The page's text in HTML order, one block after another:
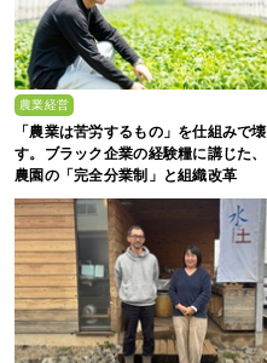
農業経営
「農業は苦労するもの」を仕組みで壊
す。ブラック企業の経験糧に講じた、
農園の「完全分業制」と組織改革